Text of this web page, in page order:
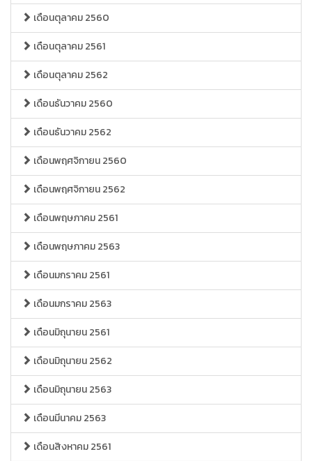
เดือนตุลาคม 2560
เดือนตุลาคม 2561
เดือนตุลาคม 2562
เดือนธันวาคม 2560
เดือนธันวาคม 2562
เดือนพฤศจิกายน 2560
เดือนพฤศจิกายน 2562
เดือนพฤษภาคม 2561
เดือนพฤษภาคม 2563
เดือนมกราคม 2561
เดือนมกราคม 2563
เดือนมิถุนายน 2561
เดือนมิถุนายน 2562
เดือนมิถุนายน 2563
เดือนมีนาคม 2563
เดือนสิงหาคม 2561